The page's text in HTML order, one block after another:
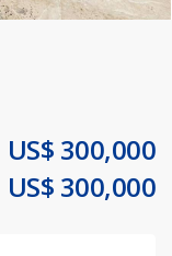
US$ 300,000
US$ 300,000